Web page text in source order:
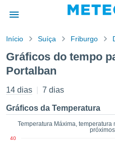
da
por
que as
a este
Início Suíça Friburgo
Gráficos do tempo
Portalban
14 dias 7 dias
Gráficos da Temperatura
Temperatura Máxima,
40